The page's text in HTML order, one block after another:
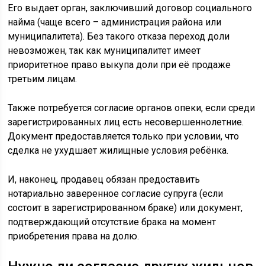
Его выдает орган, заключивший договор социального
найма (чаще всего – администрация района или
муниципалитета). Без такого отказа переход доли
невозможен, так как муниципалитет имеет
приоритетное право выкупа доли при её продаже
третьим лицам.
Также потребуется согласие органов опеки, если среди
зарегистрированных лиц есть несовершеннолетние.
Документ предоставляется только при условии, что
сделка не ухудшает жилищные условия ребёнка.
И, наконец, продавец обязан предоставить
нотариально заверенное согласие супруга (если
состоит в зарегистрированном браке) или документ,
подтверждающий отсутствие брака на момент
приобретения права на долю.